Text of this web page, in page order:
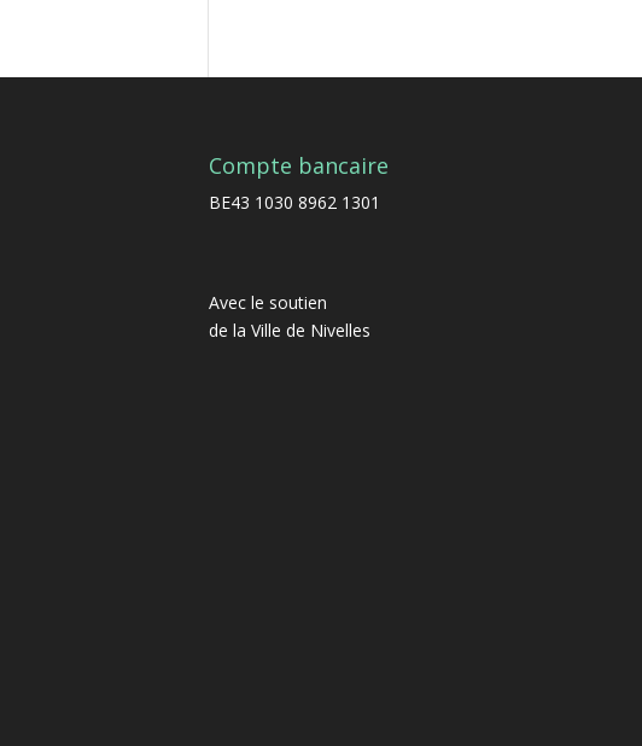
Compte bancaire
BE43 1030 8962 1301
Avec le soutien
de la Ville de Nivelles